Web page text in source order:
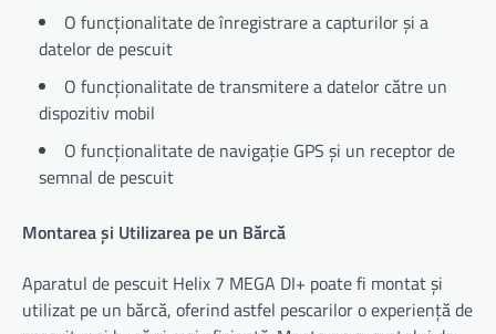
O funcționalitate de înregistrare a capturilor și a
datelor de pescuit
O funcționalitate de transmitere a datelor către un
dispozitiv mobil
O funcționalitate de navigație GPS și un receptor de
semnal de pescuit
Montarea și Utilizarea pe un Bărcă
Aparatul de pescuit Helix 7 MEGA DI+ poate fi montat și
utilizat pe un bărcă, oferind astfel pescarilor o experiență de